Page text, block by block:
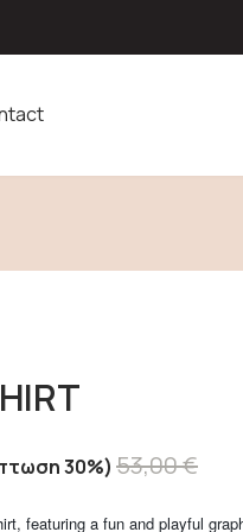
30% 53,00 €
featuring a fun and playful